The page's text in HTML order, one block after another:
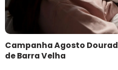
Campanha Agosto
de Barra Velha